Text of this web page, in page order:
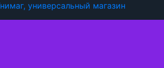
универсальный магазин